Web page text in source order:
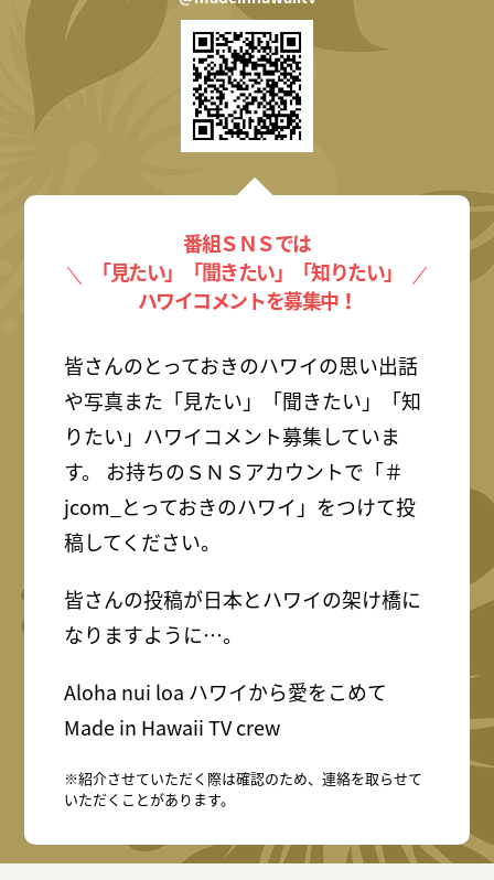
番組ＳＮＳでは
「見たい」「聞きたい」「知りたい」
ハワイコメントを募集中！
皆さんのとっておきのハワイの思い出話
や写真また「見たい」「聞きたい」「知
りたい」ハワイコメント募集していま
す。 お持ちのＳＮＳアカウントで「＃
jcom_とっておきのハワイ」をつけて投
稿してください。
皆さんの投稿が日本とハワイの架け橋に
なりますように…。
Aloha nui loa ハワイから愛をこめて
Made in Hawaii TV crew
※紹介させていただく際は確認のため、連絡を取らせて
いただくことがあります。